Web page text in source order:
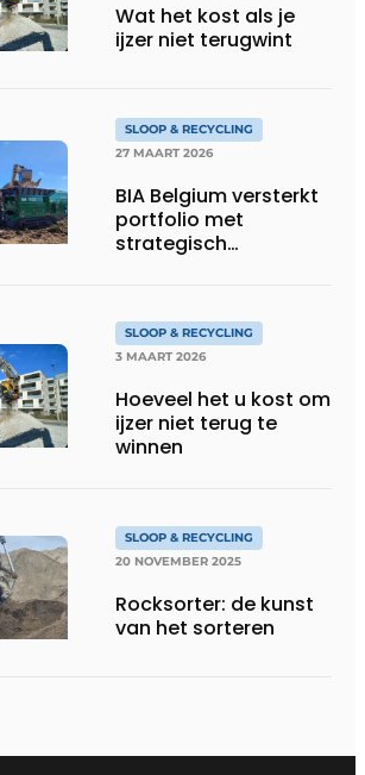
Wat het kost als je
ijzer niet terugwint
SLOOP & RECYCLING
27 MAART 2026
BIA Belgium versterkt
portfolio met
strategisch
Environmental
SLOOP & RECYCLING
3 MAART 2026
Hoeveel het u kost om
ijzer niet terug te
winnen
SLOOP & RECYCLING
20 NOVEMBER 2025
Rocksorter: de kunst
van het sorteren